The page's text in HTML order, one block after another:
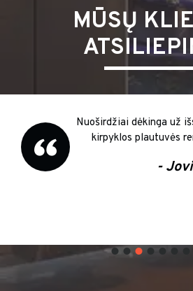
MŪSŲ
Nuoširdžiai dėkinga už
kirpyklos plautuvės
-